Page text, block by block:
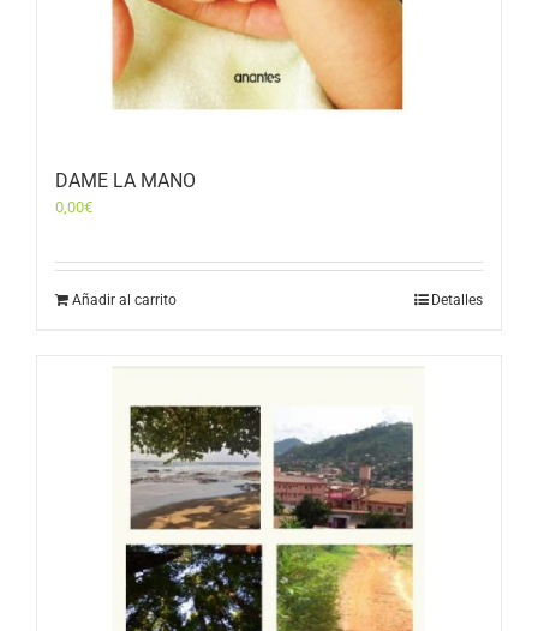
DAME LA MANO
0,00€
Añadir al carrito Detalles